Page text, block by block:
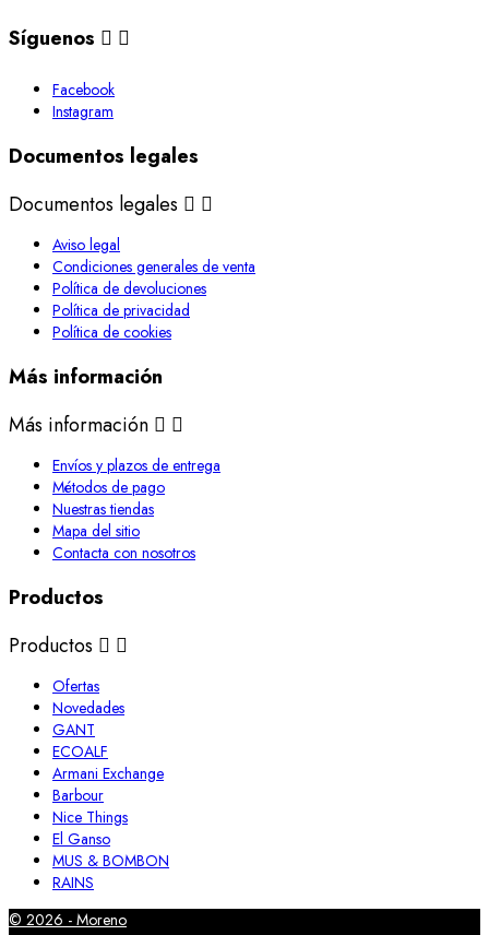
Síguenos  
Facebook
Instagram
Documentos legales
Documentos legales  
Aviso legal
Condiciones generales de venta
Política de devoluciones
Política de privacidad
Política de cookies
Más información
Más información  
Envíos y plazos de entrega
Métodos de pago
Nuestras tiendas
Mapa del sitio
Contacta con nosotros
Productos
Productos  
Ofertas
Novedades
GANT
ECOALF
Armani Exchange
Barbour
Nice Things
El Ganso
MUS & BOMBON
RAINS
© 2026 - Moreno